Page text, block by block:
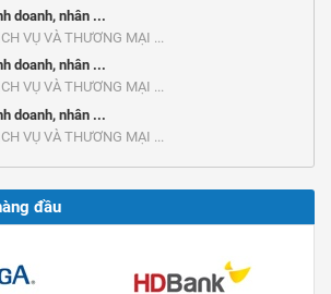
doanh, nhân ...
VỤ VÀ THƯƠNG MẠI ...
doanh, nhân ...
VỤ VÀ THƯƠNG MẠI ...
doanh, nhân ...
VỤ VÀ THƯƠNG MẠI ...
đầu